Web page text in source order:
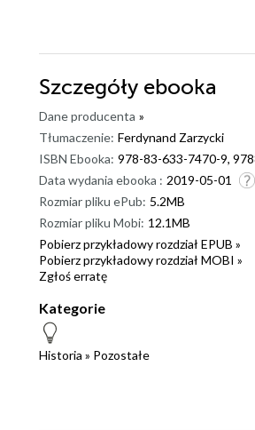
Szczegóły ebooka
Dane producenta »
Tłumaczenie: Ferdynand Zarzycki
ISBN Ebooka: 978-83-633-7470-9,
Data wydania ebooka : 2019-05-01
Rozmiar pliku ePub: 5.2MB
Rozmiar pliku Mobi: 12.1MB
Pobierz przykładowy rozdział EPUB »
Pobierz przykładowy rozdział MOBI »
Zgłoś erratę
Kategorie
Historia » Pozostałe